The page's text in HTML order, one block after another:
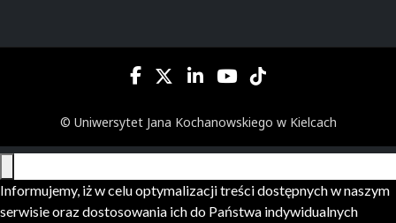
© Uniwersytet Jana Kochanowskiego w Kielcach
Informujemy, iż w celu optymalizacji treści dostępnych w naszym
serwisie oraz dostosowania ich do Państwa indywidualnych